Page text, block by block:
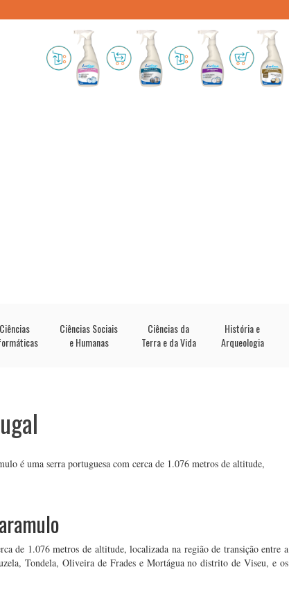
Ciências
Ciências Sociais
e Humanas
Ciências da
Terra e da Vida
História e
Arqueologia
é uma serra portuguesa com cerca de 1.076 metros de altitude,
de 1.076 metros de altitude, localizada na região de transição entre a
Tondela, Oliveira de Frades e Mortágua no distrito de Viseu, e os